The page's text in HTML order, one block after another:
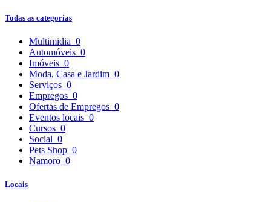
Todas as categorias
Multimidia 0
Automóveis 0
Imóveis 0
Moda, Casa e Jardim 0
Serviços 0
Empregos 0
Ofertas de Empregos 0
Eventos locais 0
Cursos 0
Social 0
Pets Shop 0
Namoro 0
Locais